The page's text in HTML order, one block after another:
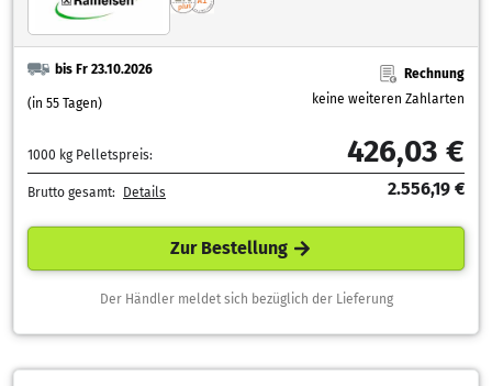
bis Fr 23.10.2026
(in 55 Tagen)
Rechnung
keine weiteren Zahlarten
1000 kg Pelletspreis: 426,03 €
Brutto gesamt: Details 2.556,19 €
Zur Bestellung
Der Händler meldet sich bezüglich der Lieferung